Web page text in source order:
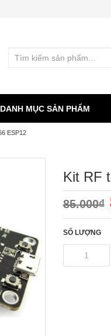
DANH MỤC SẢN PHẨM
ESP12
Kit RF
85.000₫
SỐ LƯỢNG